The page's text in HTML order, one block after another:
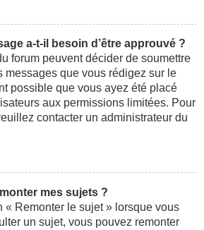
a-t-il besoin d’être approuvé ?
forum peuvent décider de soumettre
messages que vous rédigez sur le
possible que vous ayez été placé
aux permissions limitées. Pour
contacter un administrateur du
mes sujets ?
« Remonter le sujet » lorsque vous
un sujet, vous pouvez remonter